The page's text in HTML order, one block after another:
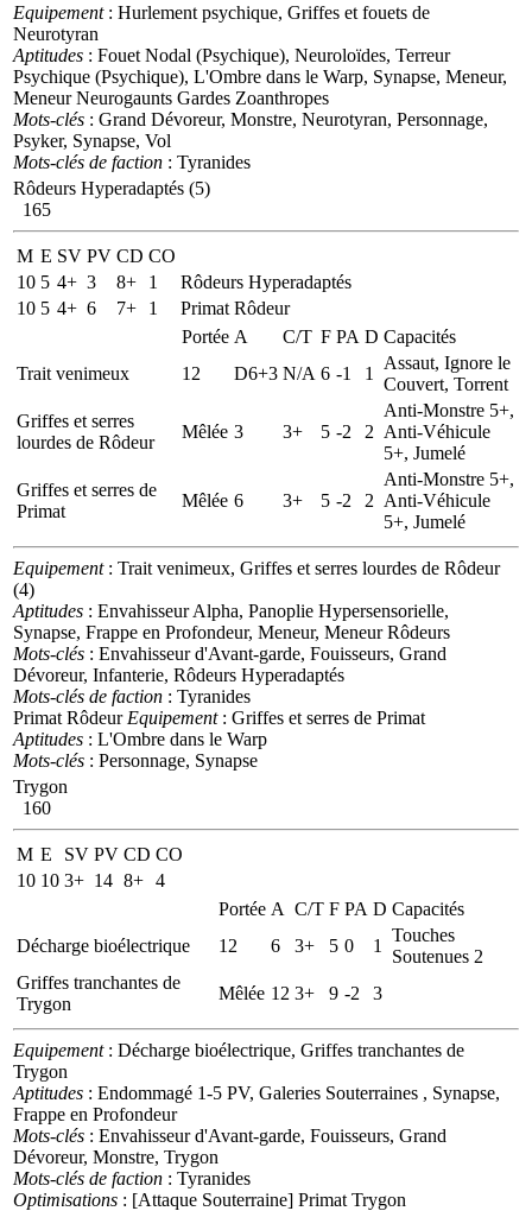
Equipement: Hurlement psychique, Griffes et fouets de
Neurotyran
Aptitudes : Fouet Nodal (Psychique), Neuroloïdes, Terreur
Psychique (Psychique), L'Ombre dans le Warp, Synapse, Meneur,
Meneur Neurogaunts Gardes Zoanthropes
Mots-clés : Grand Dévoreur, Monstre, Neurotyran, Personnage,
Psyker, Synapse, Vol
Mots-clés de faction : Tyranides
Rôdeurs Hyperadaptés (5)
165
M E SV PV CD CO
10 5 4+ 3 8+ 1
Rôdeurs Hyperadaptés
10 5 4+ 6 7+ 1
Primat Rôdeur
Portée A C/T F PA D Capacités
Trait venimeux
12 D6+3 N/A 6 -1 1
Assaut, Ignore le
Couvert, Torrent
Griffes et serres
lourdes de Rôdeur
Mêlée 3 3+ 5 -2 2
Anti-Monstre 5+,
Anti-Véhicule
5+, Jumelé
Griffes et serres de
Primat
Mêlée 6 3+ 5 -2 2
Anti-Monstre 5+,
Anti-Véhicule
5+, Jumelé
Equipement: Trait venimeux, Griffes et serres lourdes de Rôdeur
(4)
Aptitudes : Envahisseur Alpha, Panoplie Hypersensorielle,
Synapse, Frappe en Profondeur, Meneur, Meneur Rôdeurs
Mots-clés : Envahisseur d'Avant-garde, Fouisseurs, Grand
Dévoreur, Infanterie, Rôdeurs Hyperadaptés
Mots-clés de faction : Tyranides
Primat Rôdeur Equipement: Griffes et serres de Primat
Aptitudes : L'Ombre dans le Warp
Mots-clés : Personnage, Synapse
Trygon
160
M E SV PV CD CO
10 10 3+ 14 8+ 4
Portée A C/T F PA D Capacités
Décharge bioélectrique
12 6 3+ 5 0 1
Touches
Soutenues 2
Griffes tranchantes de
Trygon
Mêlée 12 3+ 9 -2 3
Equipement: Décharge bioélectrique, Griffes tranchantes de
Trygon
Aptitudes : Endommagé 1-5 PV, Galeries Souterraines , Synapse,
Frappe en Profondeur
Mots-clés : Envahisseur d'Avant-garde, Fouisseurs, Grand
Dévoreur, Monstre, Trygon
Mots-clés de faction : Tyranides
Optimisations : [Attaque Souterraine] Primat Trygon